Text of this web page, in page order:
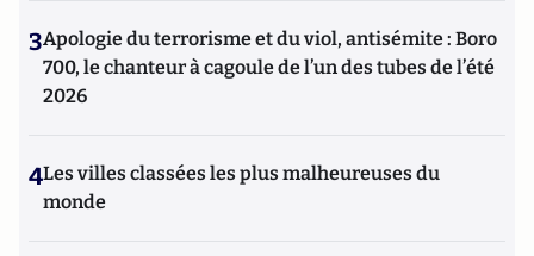
3Apologie du terrorisme et du viol, antisémite : Boro
700, le chanteur à cagoule de l’un des tubes de l’été
2026
4Les villes classées les plus malheureuses du
monde